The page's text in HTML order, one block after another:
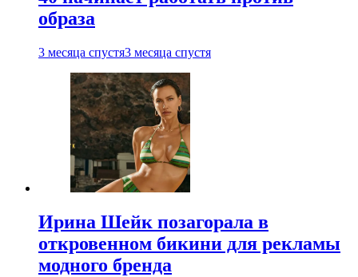
образа
3 месяца спустя3 месяца спустя
Ирина Шейк позагорала в
откровенном бикини для рекламы
модного бренда